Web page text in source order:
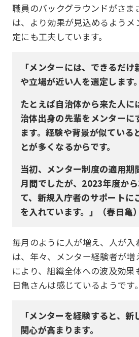
職員のバックグラウンドがさま
は、より効果が見込めるよう
定にも工夫しています。
「メンターには、できるだ
や立場が近い人を選定します。
たとえば自治体から来た人に
治体出身の先輩をメンターに
ます。経験や背景が似ている
とが多くなるからです。
当初、メンター制度の適用期
月間でしたが、2023年度か
て、新規入庁者のサポートに
を入れています。」（春日亀）
毎月のように人が増え、人が入
は、年々、メンター経験者が増
により、組織全体への波及効果
日亀さんは感じているようです。
「メンターを経験すると、
関心が高まります。